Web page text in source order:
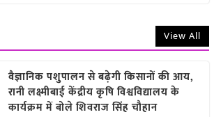
View All
वैज्ञानिक पशुपालन से बढ़ेगी किसानों की आय,
रानी लक्ष्मीबाई केंद्रीय कृषि विश्वविद्यालय के
कार्यक्रम में बोले शिवराज सिंह चौहान